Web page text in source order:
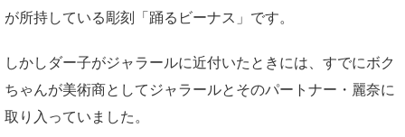
が所持している彫刻「踊るビーナス」です。
しかしダー子がジャラールに近付いたときには、すでにボク
ちゃんが美術商としてジャラールとそのパートナー・麗奈に
取り入っていました。